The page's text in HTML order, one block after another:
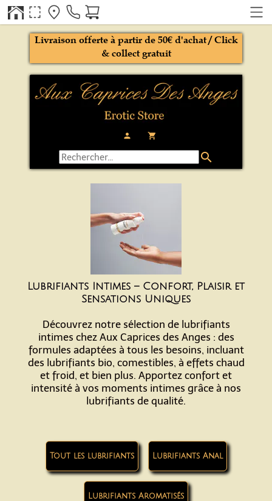
person local_grocery_store
Livraison offerte à partir de 50€ d'achat / Click
& collect gratuit
search
Lubrifiants Intimes – Confort, Plaisir et
Sensations Uniques
Découvrez notre sélection de lubrifiants
intimes chez Aux Caprices des Anges : des
formules adaptées à tous les besoins, incluant
des lubrifiants bio, comestibles, à effets chaud
et froid, et bien plus. Apportez confort et
intensité à vos moments intimes grâce à nos
lubrifiants de qualité.
Tout les lubrifiants Lubrifiants Anal
Lubrifiants Aromatisés